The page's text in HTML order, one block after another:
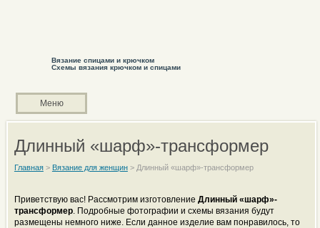
Вязание спицами и крючком
Схемы вязания крючком и спицами
Меню
Длинный «шарф»-трансформер
Главная> Вязание для женщин> Длинный «шарф»-трансформер
Приветствую вас! Рассмотрим изготовление Длинный «шарф»-
трансформер. Подробные фотографии и схемы вязания будут
размещены немного ниже. Если данное изделие вам понравилось, то